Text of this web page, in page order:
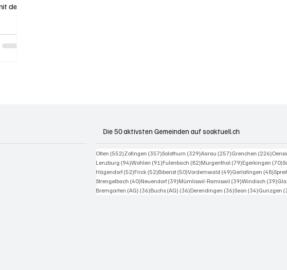
der
Die 50 aktivsten Gemeinden auf soaktuell.ch
Olten (552)552 Beiträge
Zofingen (357)357 Beiträge
Solothurn (329)329 Beiträge
Aarau (257)257 Beiträge
Grenchen (226)226
Lenzburg (94)94 Beiträge
Wohlen (91)91 Beiträge
Fulenbach (82)82 Beiträge
Murgenthal (79)79 Beiträge
Egerkingen (70)
Hägendorf (52)52 Beiträge
Frick (52)52 Beiträge
Biberist (50)50 Beiträge
Vordemwald (49)49 Beiträge
Gerlafingen (48)48
Strengelbach (40)40 Beiträge
Neuendorf (39)39 Beiträge
Mümliswil-Ramiswil (39)39 Beiträge
Windisch (39)39
Bremgarten (AG) (36)36 Beiträge
Buchs (AG) (36)36 Beiträge
Derendingen (36)36 Beiträge
Seon (34)34 Beiträge
Gunzgen